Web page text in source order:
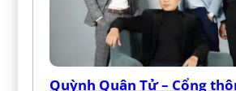
Quỳnh Quân Tử – Cổng